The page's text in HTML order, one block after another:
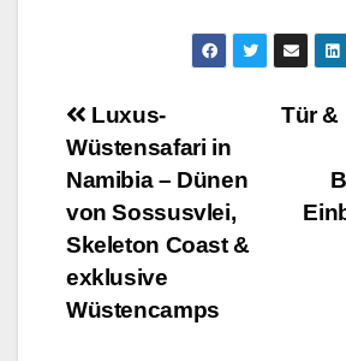
Tür &
Luxus-
Wüstensafari in
Namibia – Dünen
von Sossusvlei,
Skeleton Coast &
exklusive
Wüstencamps